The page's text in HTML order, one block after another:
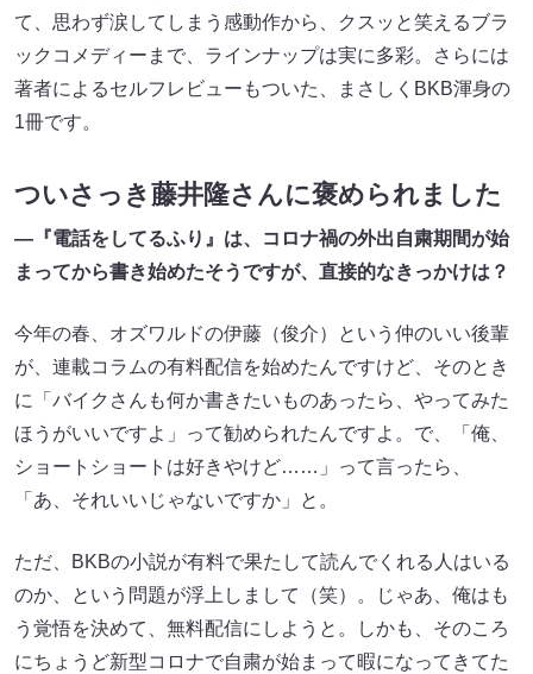
て、思わず涙してしまう感動作から、クスッと笑えるブラ
ックコメディーまで、ラインナップは実に多彩。さらには
著者によるセルフレビューもついた、まさしくBKB渾身の
1冊です。
ついさっき藤井隆さんに褒められました
—『電話をしてるふり』は、コロナ禍の外出自粛期間が始
まってから書き始めたそうですが、直接的なきっかけは？
今年の春、オズワルドの伊藤（俊介）という仲のいい後輩
が、連載コラムの有料配信を始めたんですけど、そのとき
に「バイクさんも何か書きたいものあったら、やってみた
ほうがいいですよ」って勧められたんですよ。で、「俺、
ショートショートは好きやけど……」って言ったら、
「あ、それいいじゃないですか」と。
ただ、BKBの小説が有料で果たして読んでくれる人はいる
のか、という問題が浮上しまして（笑）。じゃあ、俺はも
う覚悟を決めて、無料配信にしようと。しかも、そのころ
にちょうど新型コロナで自粛が始まって暇になってきてた